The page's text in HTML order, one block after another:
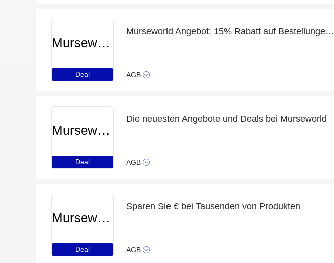
Murseworld
Deal
Murseworld Angebot: 15% Rabatt auf Bestellungen über 80€
AGB
Murseworld
Deal
Die neuesten Angebote und Deals bei Murseworld
AGB
Murseworld
Deal
Sparen Sie € bei Tausenden von Produkten
AGB